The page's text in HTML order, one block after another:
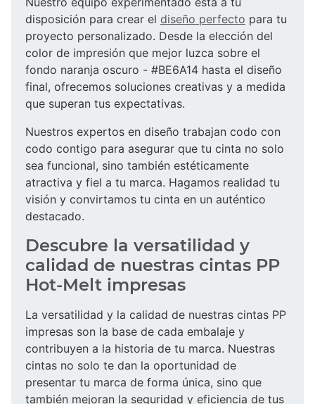
disposición para crear el diseño perfecto para tu
proyecto personalizado. Desde la elección del
color de impresión que mejor luzca sobre el
fondo naranja oscuro - #BE6A14 hasta el diseño
final, ofrecemos soluciones creativas y a medida
que superan tus expectativas.
Nuestros expertos en diseño trabajan codo con
codo contigo para asegurar que tu cinta no solo
sea funcional, sino también estéticamente
atractiva y fiel a tu marca. Hagamos realidad tu
visión y convirtamos tu cinta en un auténtico
destacado.
Descubre la versatilidad y
calidad de nuestras cintas PP
Hot-Melt impresas
La versatilidad y la calidad de nuestras cintas PP
impresas son la base de cada embalaje y
contribuyen a la historia de tu marca. Nuestras
cintas no solo te dan la oportunidad de
presentar tu marca de forma única, sino que
también mejoran la seguridad y eficiencia de tus